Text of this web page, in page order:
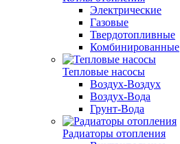
Электрические
Газовые
Твердотопливные
Комбинированные
Тепловые насосы
Воздух-Воздух
Воздух-Вода
Грунт-Вода
Радиаторы отопления